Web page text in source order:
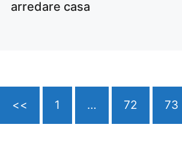
arredare casa
<< 1 … 72 73